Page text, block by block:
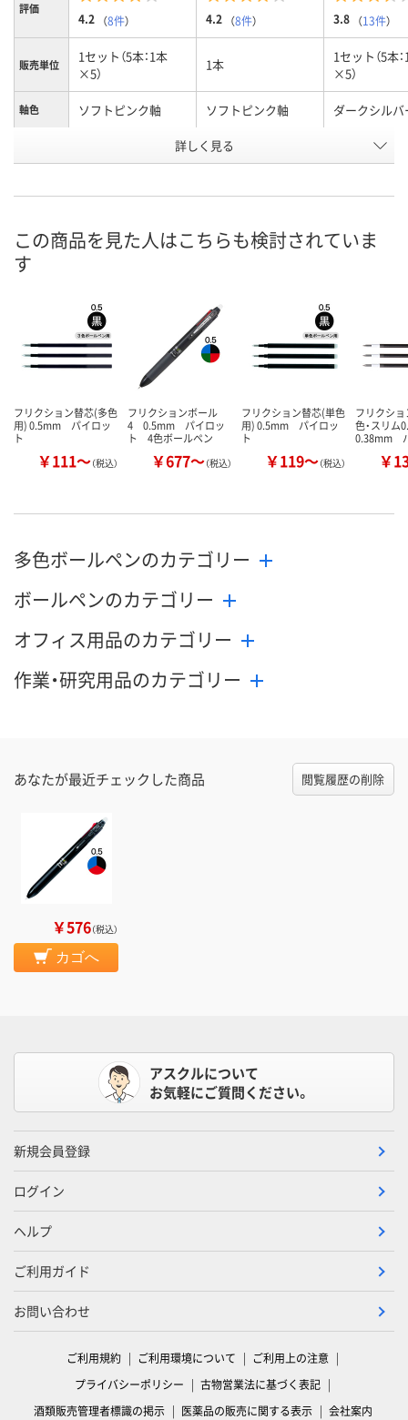
評価
4.2 （8件） 4.2 （8件） 3.8 （13件）
販売単位
1セット（5本：1本
×5）
1本
1セット（5本
×5）
軸色 ソフトピンク軸 ソフトピンク軸 ダークシルバ
P213908 P238051
8月10日（月）
詳しく見る
この商品を見た人はこちらも検討されていま
す
フリクション替芯(多色
用) 0.5mm パイロッ
ト
￥111～（税込）
フリクションボール
4 0.5mm パイロッ
ト 4色ボールペン
￥677～（税込）
フリクション替芯(単色
用) 0.5mm パイロッ
ト
￥119～（税込）
フリクシ
色・スリム
0.38mm
￥
多色ボールペンのカテゴリー
ボールペンのカテゴリー
オフィス用品のカテゴリー
作業・研究用品のカテゴリー
あなたが最近チェックした商品 閲覧履歴の削除
￥576（税込）
カゴへ
アスクルについて
お気軽にご質問ください。
新規会員登録
ログイン
ヘルプ
ご利用ガイド
お問い合わせ
ご利用規約 ご利用環境について
ご利用上の注意
プライバシーポリシー
古物営業法に基づく表記
酒類販売管理者標識の掲示
医薬品の販売に関する表示 会社案内